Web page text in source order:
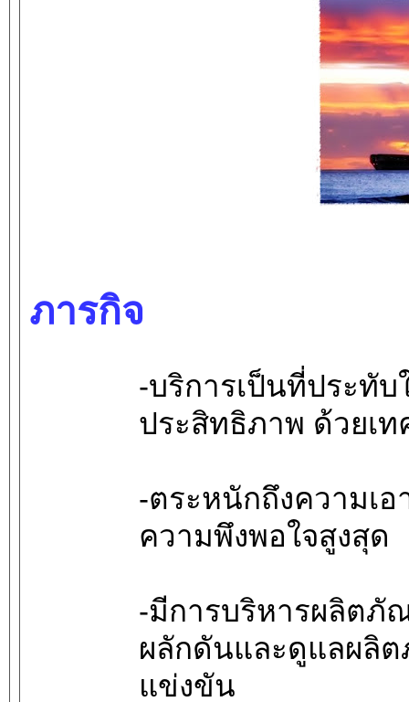
ภารกิจ
-บริการเป็นที่ประทั
ประสิทธิภาพ ด้วยเ
-ตระหนักถึงความเอ
ความพึงพอใจสูงสุด
-มีการบริหารผลิตภั
ผลักดันและดูแลผลิ
แข่งขัน